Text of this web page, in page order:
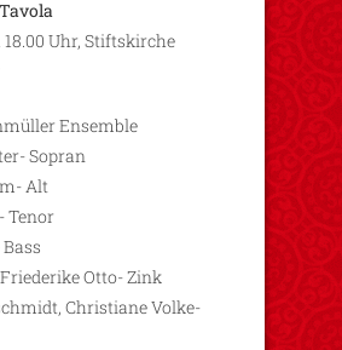
18.00 Uhr, Stiftskirche
Ensemble
Sopran
Alt
Tenor
Otto- Zink
Christiane Volke-